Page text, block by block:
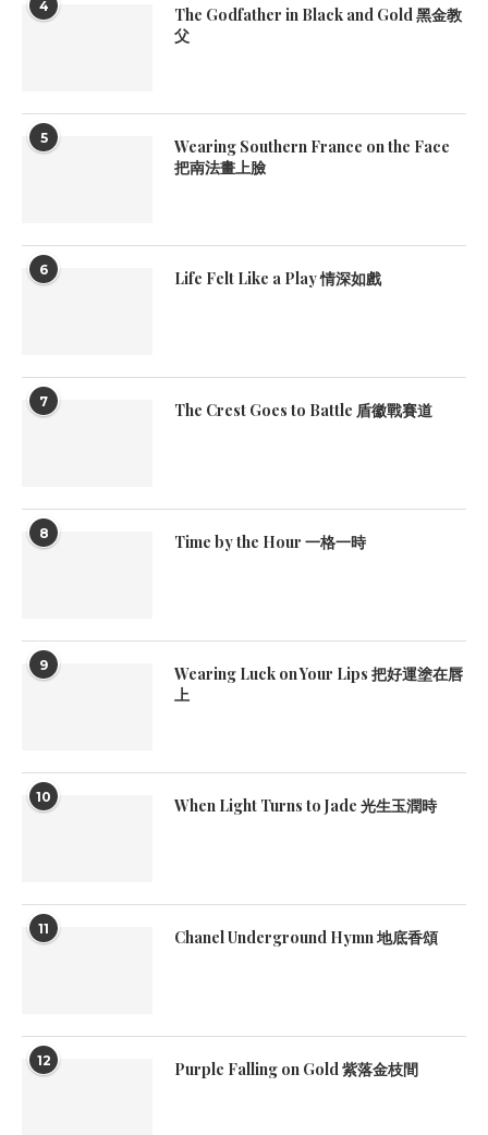
4
The Godfather in Black and Gold 黑金教
父
5
Wearing Southern France on the Face
把南法畫上臉
6 Life Felt Like a Play 情深如戲
7 The Crest Goes to Battle 盾徽戰賽道
8 Time by the Hour 一格一時
9
Wearing Luck on Your Lips 把好運塗在唇
上
10 When Light Turns to Jade 光生玉潤時
11 Chanel Underground Hymn 地底香頌
12 Purple Falling on Gold 紫落金枝間